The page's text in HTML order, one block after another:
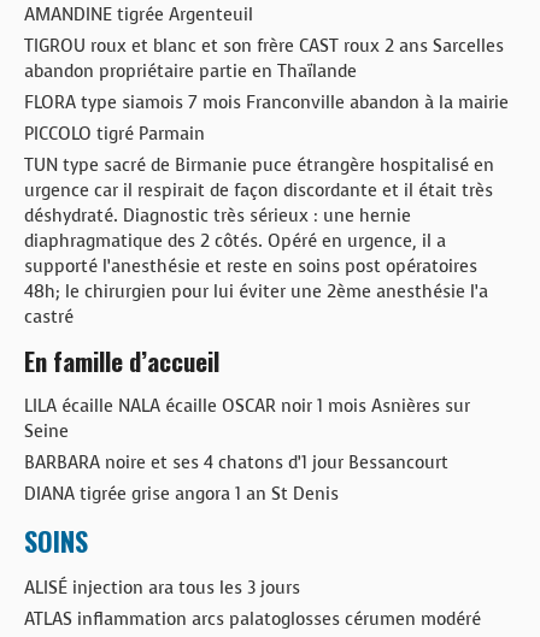
AMANDINE tigrée Argenteuil
TIGROU roux et blanc et son frère CAST roux 2 ans Sarcelles
abandon propriétaire partie en Thaïlande
FLORA type siamois 7 mois Franconville abandon à la mairie
PICCOLO tigré Parmain
TUN type sacré de Birmanie puce étrangère hospitalisé en
urgence car il respirait de façon discordante et il était très
déshydraté. Diagnostic très sérieux : une hernie
diaphragmatique des 2 côtés. Opéré en urgence, il a
supporté l’anesthésie et reste en soins post opératoires
48h; le chirurgien pour lui éviter une 2ème anesthésie l’a
castré
En famille d’accueil
LILA écaille NALA écaille OSCAR noir 1 mois Asnières sur
Seine
BARBARA noire et ses 4 chatons d’1 jour Bessancourt
DIANA tigrée grise angora 1 an St Denis
SOINS
ALISÉ injection ara tous les 3 jours
ATLAS inflammation arcs palatoglosses cérumen modéré